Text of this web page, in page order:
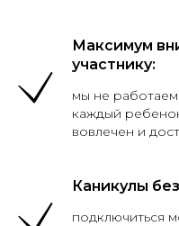
Максимум
участнику:
мы не
каждый
вовлечен и
Каникулы
подключиться